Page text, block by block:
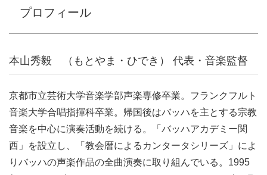
プロフィール
本山秀毅 （もとやま・ひでき） 代表・音楽監督
京都市立芸術大学音楽学部声楽専修卒業。フランクフルト
音楽大学合唱指揮科卒業。帰国後はバッハを主とする宗教
音楽を中心に演奏活動を続ける。「バッハアカデミー関
西」を設立し、「教会暦によるカンタータシリーズ」によ
りバッハの声楽作品の全曲演奏に取り組んでいる。1995